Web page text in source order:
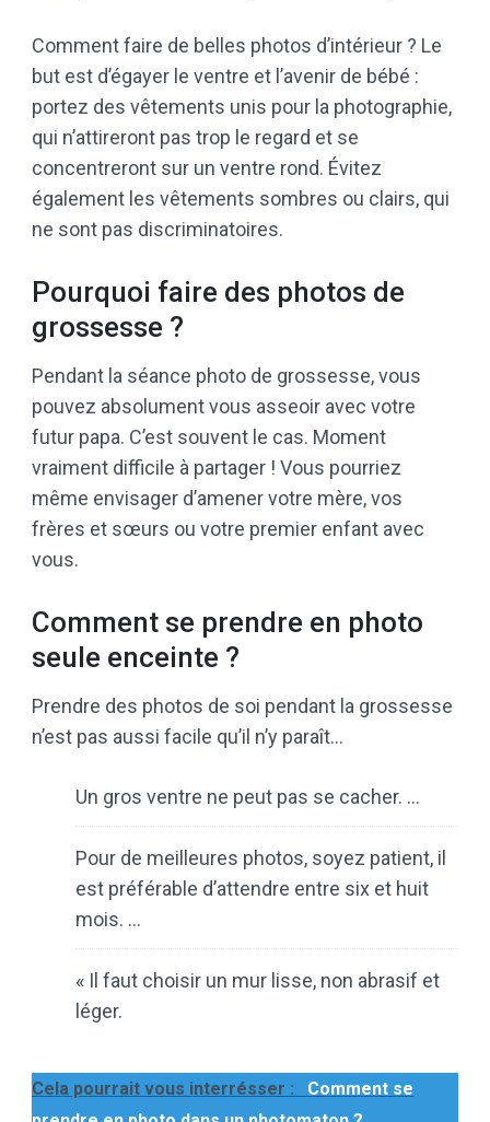
Comment faire de belles photos d’intérieur ? Le
but est d’égayer le ventre et l’avenir de bébé :
portez des vêtements unis pour la photographie,
qui n’attireront pas trop le regard et se
concentreront sur un ventre rond. Évitez
également les vêtements sombres ou clairs, qui
ne sont pas discriminatoires.
Pourquoi faire des photos de
grossesse ?
Pendant la séance photo de grossesse, vous
pouvez absolument vous asseoir avec votre
futur papa. C’est souvent le cas. Moment
vraiment difficile à partager ! Vous pourriez
même envisager d’amener votre mère, vos
frères et sœurs ou votre premier enfant avec
vous.
Comment se prendre en photo
seule enceinte ?
Prendre des photos de soi pendant la grossesse
n’est pas aussi facile qu’il n’y paraît…
Un gros ventre ne peut pas se cacher. …
Pour de meilleures photos, soyez patient, il
est préférable d’attendre entre six et huit
mois. …
« Il faut choisir un mur lisse, non abrasif et
léger.
Cela pourrait vous interrésser :
Comment se